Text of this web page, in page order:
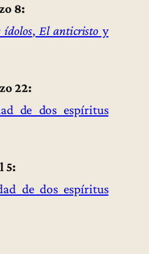
8:
ídolos, El anticristo y
22:
de dos espíritus
5:
de dos espíritus